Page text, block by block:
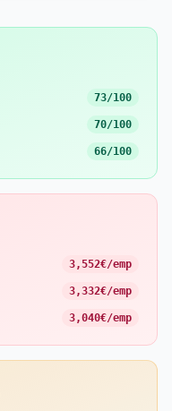
73/100
70/100
66/100
3,552€/emp
3,332€/emp
3,040€/emp